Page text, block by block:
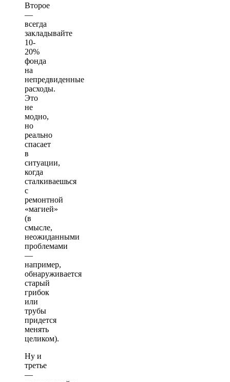
Второе
—
всегда
закладывайте
10-
20%
фонда
на
непредвиденные
расходы.
Это
не
модно,
но
реально
спасает
в
ситуации,
когда
сталкиваешься
с
ремонтной
«магией»
(в
смысле,
неожиданными
проблемами
—
например,
обнаруживается
старый
грибок
или
трубы
придется
менять
целиком).
Ну и
третье
—